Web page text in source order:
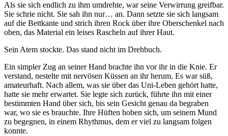
Als sie sich endlich zu ihm umdrehte, war seine Verwirrung greifbar.
Sie schrie nicht. Sie sah ihn nur… an. Dann setzte sie sich langsam
auf die Bettkante und strich ihren Rock über ihre Oberschenkel nach
oben, das Material ein leises Rascheln auf ihrer Haut.
Sein Atem stockte. Das stand nicht im Drehbuch.
Ein simpler Zug an seiner Hand brachte ihn vor ihr in die Knie. Er
verstand, nestelte mit nervösen Küssen an ihr herum. Es war süß,
amateurhaft. Nach allem, was sie über das Uni-Leben gehört hatte,
hatte sie mehr erwartet. Sie legte sich zurück, führte ihn mit einer
bestimmten Hand über sich, bis sein Gesicht genau da begraben
war, wo sie es brauchte. Ihre Hüften hoben sich, um seinem Mund
zu begegnen, in einem Rhythmus, dem er viel zu langsam folgen
konnte.